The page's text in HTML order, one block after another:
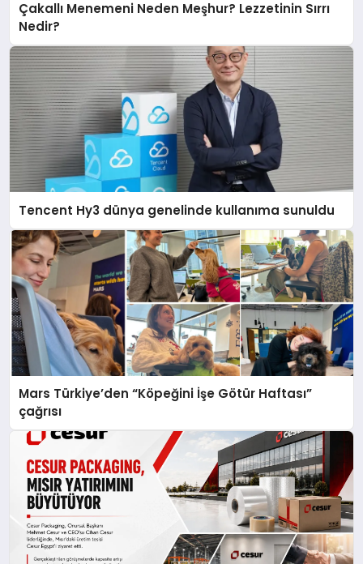
Çakallı Menemeni Neden Meşhur? Lezzetinin Sırrı
Nedir?
Tencent Hy3 dünya genelinde kullanıma sunuldu
Mars Türkiye’den “Köpeğini İşe Götür Haftası”
çağrısı